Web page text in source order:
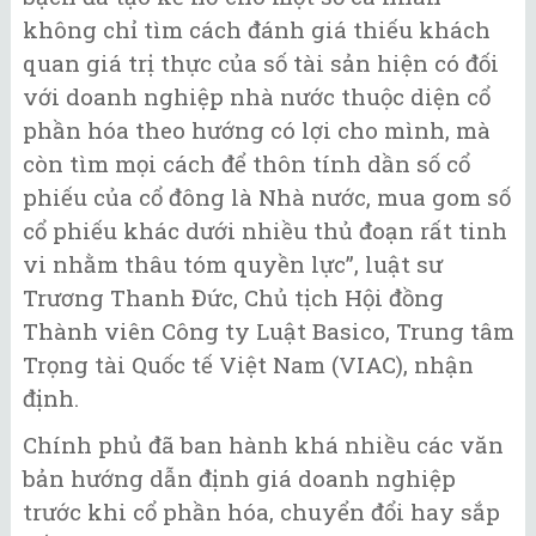
không chỉ tìm cách đánh giá thiếu khách
quan giá trị thực của số tài sản hiện có đối
với doanh nghiệp nhà nước thuộc diện cổ
phần hóa theo hướng có lợi cho mình, mà
còn tìm mọi cách để thôn tính dần số cổ
phiếu của cổ đông là Nhà nước, mua gom số
cổ phiếu khác dưới nhiều thủ đoạn rất tinh
vi nhằm thâu tóm quyền lực”, luật sư
Trương Thanh Đức, Chủ tịch Hội đồng
Thành viên Công ty Luật Basico, Trung tâm
Trọng tài Quốc tế Việt Nam (VIAC), nhận
định.
Chính phủ đã ban hành khá nhiều các văn
bản hướng dẫn định giá doanh nghiệp
trước khi cổ phần hóa, chuyển đổi hay sắp